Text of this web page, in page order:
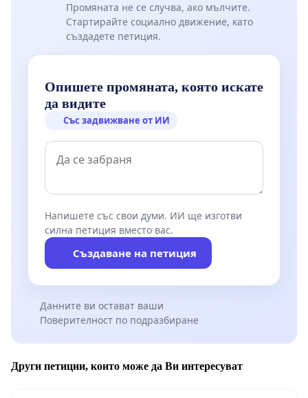
Промяната не се случва, ако мълчите.
Стартирайте социално движение, като
създадете петиция.
Опишете промяната, която искате
да видите
Със задвижване от ИИ
Напишете със свои думи. ИИ ще изготви
силна петиция вместо вас.
Създаване на петиция
Данните ви остават ваши
Поверителност по подразбиране
Други петиции, които може да Ви интересуват